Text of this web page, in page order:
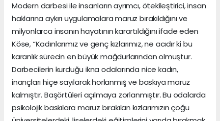
Modern darbesi ile insanların ayrımcı, ötekileştirici, insan
haklarına aykırı uygulamalara maruz bırakıldığını ve
milyonlarca insanın hayatının karartıldığını ifade eden
Köse, “Kadınlarımız ve genç kızlarımız, ne acıdır ki bu
karanlık sürecin en büyük mağdurlarından olmuştur.
Darbecilerin kurduğu ikna odalarında nice kadın,
inançları hiçe sayılarak horlanmış ve baskıya maruz
kalmıştır. Başörtüleri açılmaya zorlanmıştır. Bu odalarda
psikolojik baskılara maruz bırakılan kızlarımızın çoğu